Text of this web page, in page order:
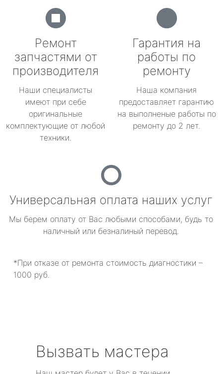
Ремонт
запчастями от
производителя
Наши специалисты
имеют при себе
оригинальные
комплектующие от любой
техники.
Гарантия на
работы по
ремонту
Наша компания
предоставляет гарантию
на выполненые работы по
ремонту до 2 лет.
Универсальная оплата наших услуг
Мы берем оплату от Вас любыми способами, будь то
наличный или безналиный перевод.
*При отказе от ремонта стоимость диагностики –
1000 руб.
Вызвать мастера